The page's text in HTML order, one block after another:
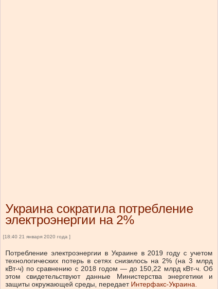
Украина сократила потребление
электроэнергии на 2%
[18:40 21 января 2020 года ]
Потребление электроэнергии в Украине в 2019 году с учетом
технологических потерь в сетях снизилось на 2% (на 3 млрд
кВт-ч) по сравнению с 2018 годом — до 150,22 млрд кВт-ч. Об
этом свидетельствуют данные Министерства энергетики и
защиты окружающей среды, передает Интерфакс-Украина.